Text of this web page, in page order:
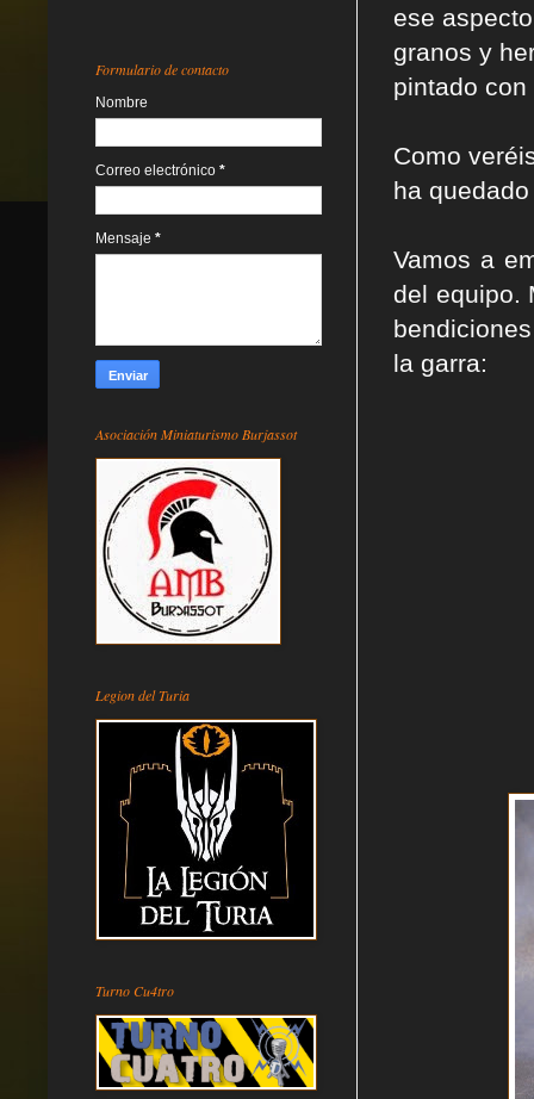
ese
granos y
pintado
Como
ha
Vamos a
del equipo.
la garra:
Formulario de contacto
Nombre
Correo electrónico *
Mensaje *
Asociación Miniaturismo Burjassot
Legion del Turia
Turno Cu4tro